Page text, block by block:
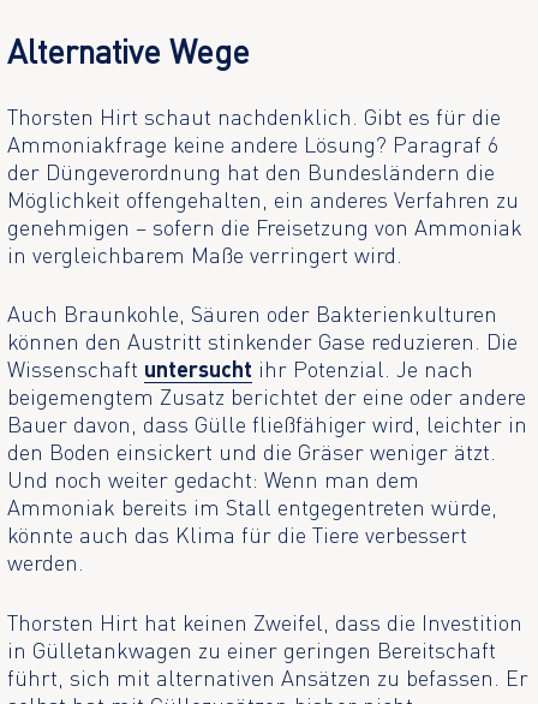
Alternative Wege
Thorsten Hirt schaut nachdenklich. Gibt es für die
Ammoniakfrage keine andere Lösung? Paragraf 6
der Düngeverordnung hat den Bundesländern die
Möglichkeit offengehalten, ein anderes Verfahren zu
genehmigen – sofern die Freisetzung von Ammoniak
in vergleichbarem Maße verringert wird.
Auch Braunkohle, Säuren oder Bakterienkulturen
können den Austritt stinkender Gase reduzieren. Die
Wissenschaft untersucht ihr Potenzial. Je nach
beigemengtem Zusatz berichtet der eine oder andere
Bauer davon, dass Gülle fließfähiger wird, leichter in
den Boden einsickert und die Gräser weniger ätzt.
Und noch weiter gedacht: Wenn man dem
Ammoniak bereits im Stall entgegentreten würde,
könnte auch das Klima für die Tiere verbessert
werden.
Thorsten Hirt hat keinen Zweifel, dass die Investition
in Gülletankwagen zu einer geringen Bereitschaft
führt, sich mit alternativen Ansätzen zu befassen. Er